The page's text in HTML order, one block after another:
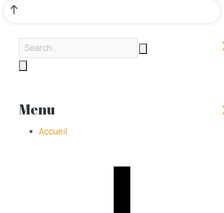
Menu
Accueil